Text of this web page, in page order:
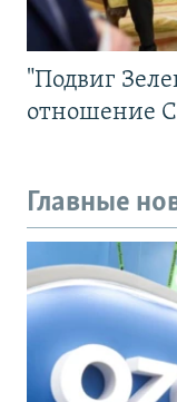
"Подвиг
отношение
Главные